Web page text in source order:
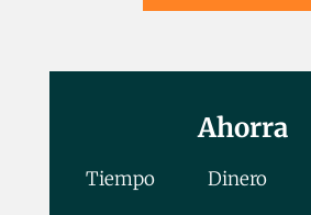
Ahorra
Tiempo Dinero